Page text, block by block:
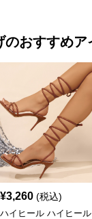
のおすすめア
¥3,260 (税込)
ハイヒール ハイヒール